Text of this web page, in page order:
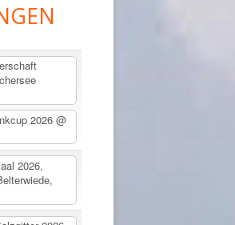
2026@
2026,